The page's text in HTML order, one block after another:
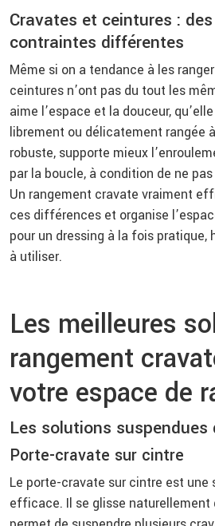
Cravates et ceintures :
contraintes différentes
Même si on a tendance à les
ceintures n’ont pas du tout les
aime l’espace et la douceur,
librement ou délicatement rangée
robuste, supporte mieux
par la boucle, à condition de ne
Un rangement cravate vraiment
ces différences et organise
pour un dressing à la fois pratique,
à utiliser.
Les meilleures
rangement
votre espace de
Les solutions suspendues
Porte-cravate sur cintre
Le porte-cravate sur cintre est une
efficace. Il se glisse naturellement